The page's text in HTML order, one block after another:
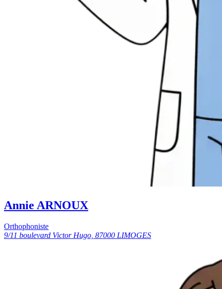
Annie ARNOUX
Orthophoniste
9/11 boulevard Victor Hugo, 87000 LIMOGES